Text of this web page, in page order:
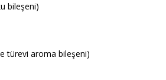
bileşeni)
türevi aroma bileşeni)